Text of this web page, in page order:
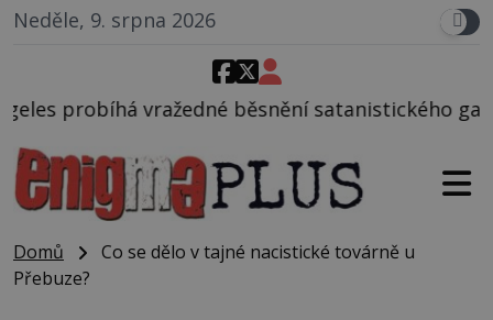
Neděle, 9. srpna 2026
běsnění satanistického gangu vedeného
Domů
Co se dělo v tajné nacistické továrně u
Přebuze?